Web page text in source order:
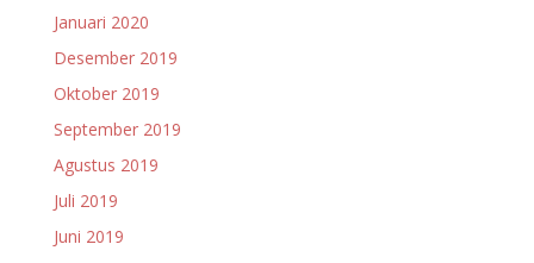
Januari 2020
Desember 2019
Oktober 2019
September 2019
Agustus 2019
Juli 2019
Juni 2019